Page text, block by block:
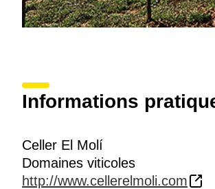
Informations
Celler El Molí
Domaines viticoles
http://www.cellerelmoli.com